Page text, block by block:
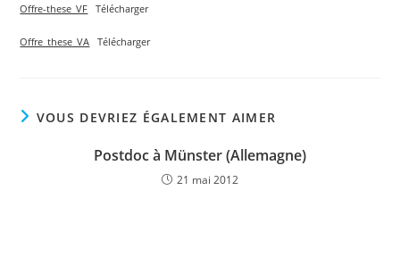
Offre-these_VF Télécharger
Offre_these_VA Télécharger
VOUS DEVRIEZ ÉGALEMENT AIMER
Postdoc à Münster (Allemagne)
21 mai 2012